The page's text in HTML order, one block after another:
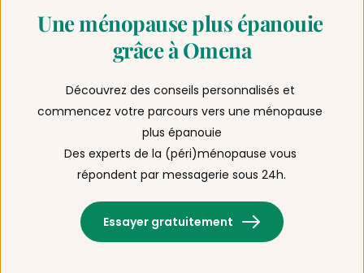
Une ménopause plus épanouie
grâce à Omena
Découvrez des conseils personnalisés et
commencez votre parcours vers une ménopause
plus épanouie
Des experts de la (péri)ménopause vous
répondent par messagerie sous 24h.
Essayer gratuitement